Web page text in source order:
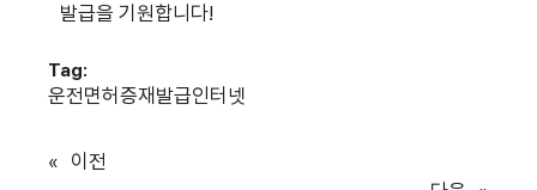
발급을 기원합니다!
Tag:
운전면허증재발급인터넷
« 이전